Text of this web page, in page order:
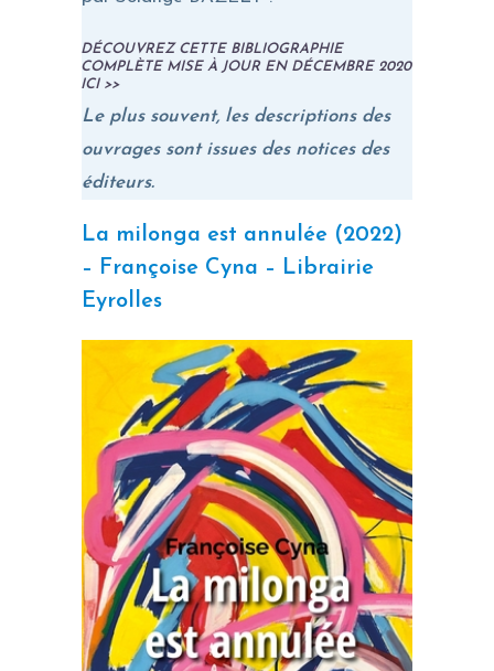
DÉCOUVREZ CETTE BIBLIOGRAPHIE
COMPLÈTE MISE À JOUR EN DÉCEMBRE 2020
ICI >>
Le plus souvent, les descriptions des
ouvrages sont issues des notices des
éditeurs.
La milonga est annulée (2022)
– Françoise Cyna – Librairie
Eyrolles